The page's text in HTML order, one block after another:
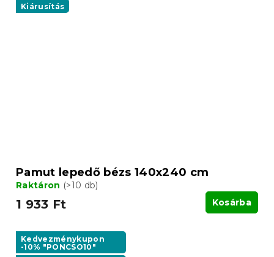
Kiárusítás
Pamut lepedő bézs 140x240 cm
Raktáron (>10 db)
1 933 Ft Kosárba
Kedvezménykupon
-10% "PONCSO10"